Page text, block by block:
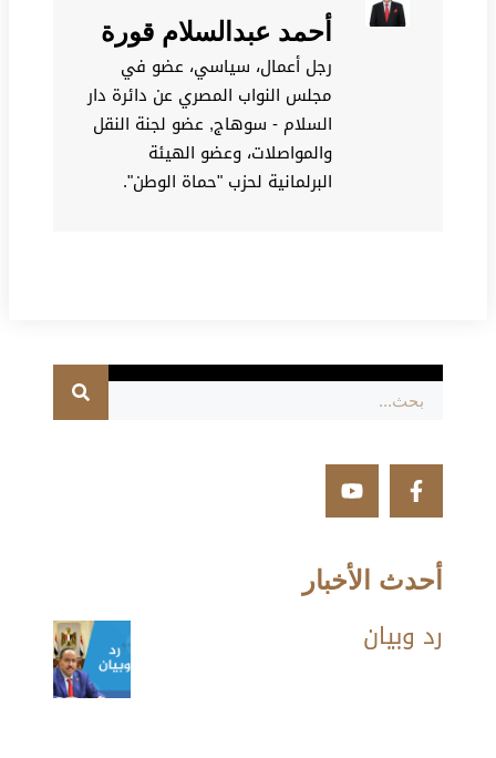
أحمد عبدالسلام قورة
رجل أعمال، سياسي، عضو في
مجلس النواب المصري عن دائرة دار
السلام - سوهاج, عضو لجنة النقل
والمواصلات، وعضو الهيئة
البرلمانية لحزب "حماة الوطن".
أحدث الأخبار
رد وبيان